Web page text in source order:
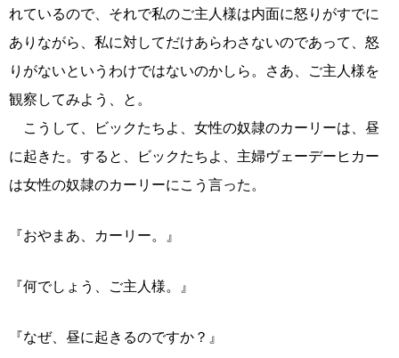
れているので、それで私のご主人様は内面に怒りがすでに
ありながら、私に対してだけあらわさないのであって、怒
りがないというわけではないのかしら。さあ、ご主人様を
観察してみよう、と。
こうして、ビックたちよ、女性の奴隷のカーリーは、昼
に起きた。すると、ビックたちよ、主婦ヴェーデーヒカー
は女性の奴隷のカーリーにこう言った。
『おやまあ、カーリー。』
『何でしょう、ご主人様。』
『なぜ、昼に起きるのですか？』